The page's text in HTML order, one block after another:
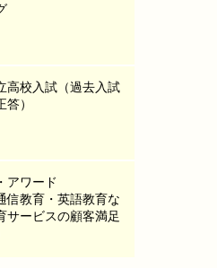
高校入試（過去入試
答）
アワード
信教育・英語教育な
サービスの顧客満足